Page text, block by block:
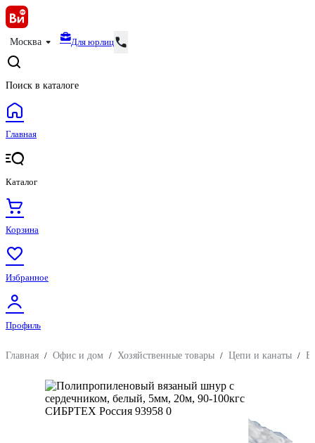
Москва Для юрлиц
Поиск в каталоге
Главная
Каталог
Корзина
Избранное
Профиль
Главная / Офис и дом / Хозяйственные товары / Цепи и канаты /